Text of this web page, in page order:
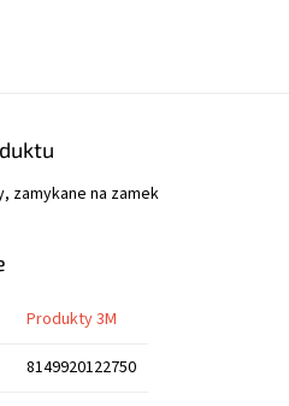
zamykane na zamek
Produkty 3M
8149920122750